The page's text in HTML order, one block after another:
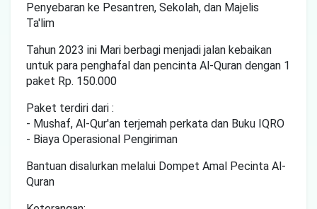
Penyebaran ke Pesantren, Sekolah, dan Majelis
Ta'lim
Tahun 2023 ini Mari berbagi menjadi jalan kebaikan
untuk para penghafal dan pencinta Al-Quran dengan 1
paket Rp. 150.000
Paket terdiri dari :
- Mushaf, Al-Qur'an terjemah perkata dan Buku IQRO
- Biaya Operasional Pengiriman
Bantuan disalurkan melalui Dompet Amal Pecinta Al-
Quran